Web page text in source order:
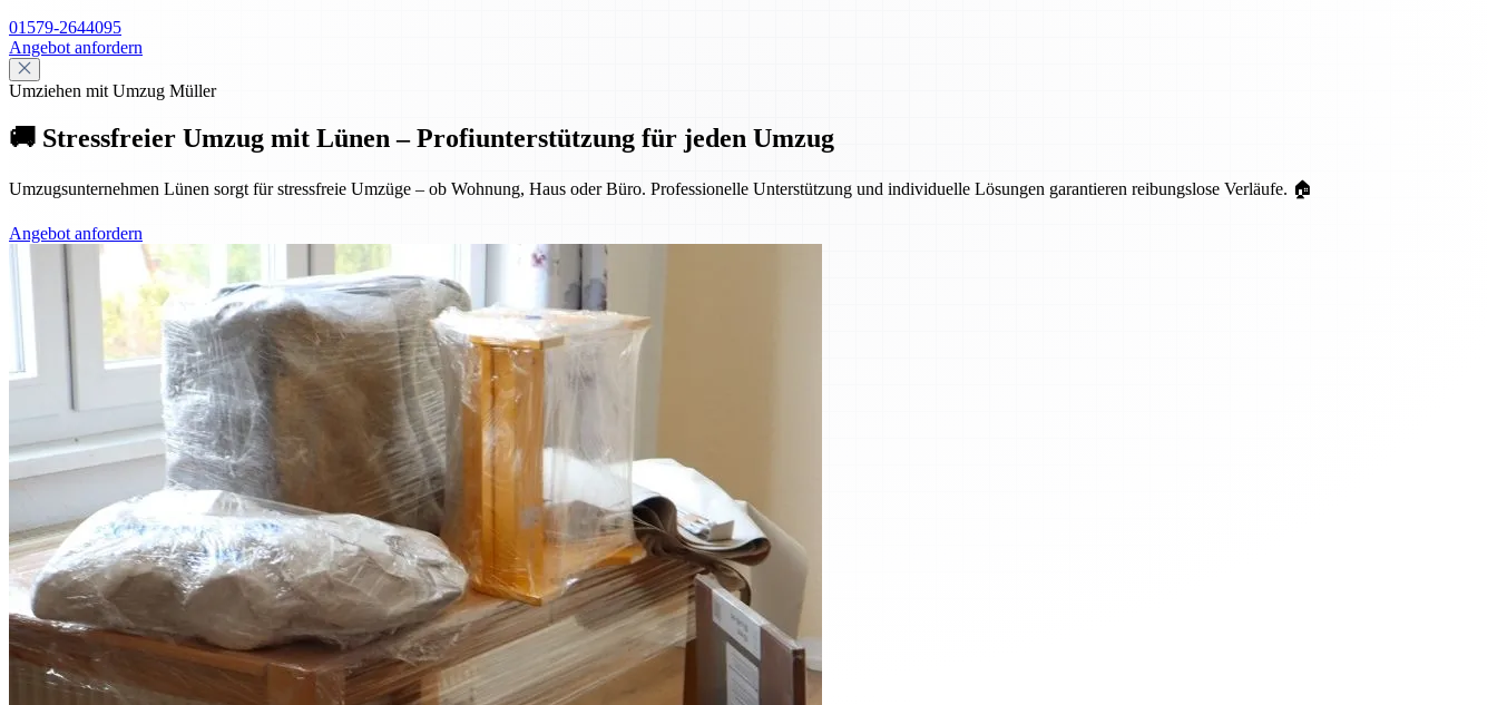
01579-2644095
Angebot anfordern
Umziehen mit Umzug Müller
🚚 Stressfreier Umzug mit Lünen – Profiunterstützung für jeden Umzug
Umzugsunternehmen Lünen sorgt für stressfreie Umzüge – ob Wohnung, Haus oder Büro. Professionelle Unterstützung und individuelle Lösungen garantieren reibungslose Verläufe. 🏠
Angebot anfordern